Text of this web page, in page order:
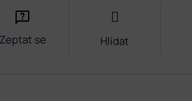
Zeptat se Hlídat